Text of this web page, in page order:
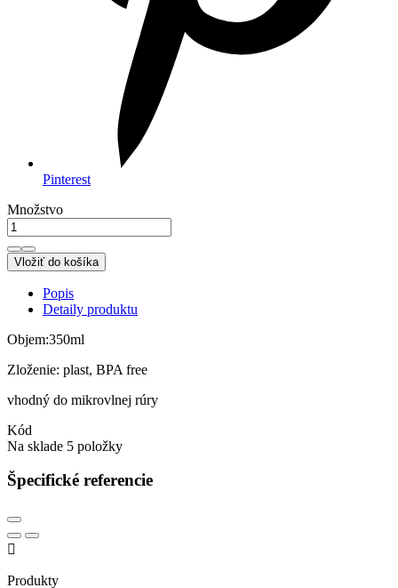
Pinterest
Množstvo
Vložiť do košíka
Popis
Detaily produktu
Objem:350ml
Zloženie: plast, BPA free
vhodný do mikrovlnej rúry
Kód
Na sklade 5 položky
Špecifické referencie

Produkty